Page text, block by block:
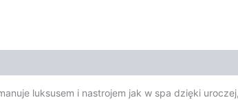
luksusem i nastrojem jak w spa dzięki